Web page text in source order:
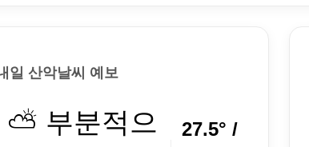
일 산악날씨 예보
⛅ 부분적으
27.5° /